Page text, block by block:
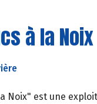
à la Noix
Noix" est une